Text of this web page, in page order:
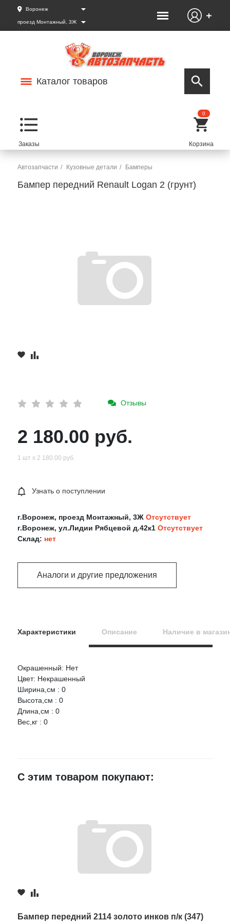
Воронеж
проезд Монтажный, 3Ж
Каталог товаров
0
Автозапчасти Кузовные детали Бамперы
Бампер передний Renault Logan 2 (грунт)
Отзывы
2 180.00 руб.
1 шт х 2 180.00 руб.
Узнать о поступлении
г.Воронеж, проезд Монтажный, 3Ж Отсутствует
г.Воронеж, ул.Лидии Рябцевой д.42к1 Отсутствует
Склад: нет
Аналоги и другие предложения
Характеристики Описание Наличие в
Окрашенный: Нет
Цвет: Некрашенный
Ширина,см : 0
Высота,см : 0
Длина,см : 0
Вес,кг : 0
Оцените товар:
Ваше имя
Достоинства
Комментарий
С этим товаром покупают:
Бампер передний 2114 золото инков п/к (347)